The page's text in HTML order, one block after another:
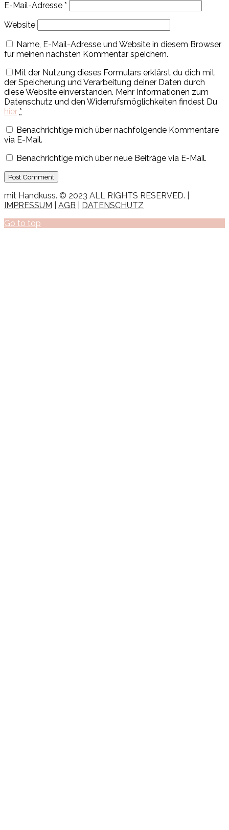
E-Mail-Adresse *
Website
Name, E-Mail-Adresse und Website in diesem Browser
für meinen nächsten Kommentar speichern.
Mit der Nutzung dieses Formulars erklärst du dich mit
der Speicherung und Verarbeitung deiner Daten durch
diese Website einverstanden. Mehr Informationen zum
Datenschutz und den Widerrufsmöglichkeiten findest Du
hier *
Benachrichtige mich über nachfolgende Kommentare
via E-Mail.
Benachrichtige mich über neue Beiträge via E-Mail.
mit Handkuss. © 2023 ALL RIGHTS RESERVED. |
IMPRESSUM
AGB
DATENSCHUTZ
Go to top